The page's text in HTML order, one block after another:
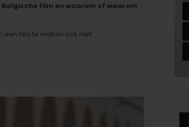
Belgische film en waarom of waarom
een film te maken ook niet.